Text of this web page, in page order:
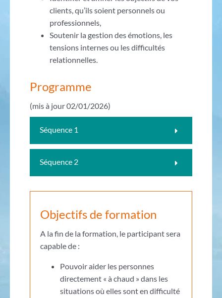
clients, qu’ils soient personnels ou
professionnels,
Soutenir la gestion des émotions, les
tensions internes ou les difficultés
relationnelles.
Programme
(mis à jour 02/01/2026)
Séquence 1
Séquence 2
Objectifs de formation
A la fin de la formation, le participant sera
capable de :
Pouvoir aider les personnes
directement « à chaud » dans les
situations où elles sont en difficulté